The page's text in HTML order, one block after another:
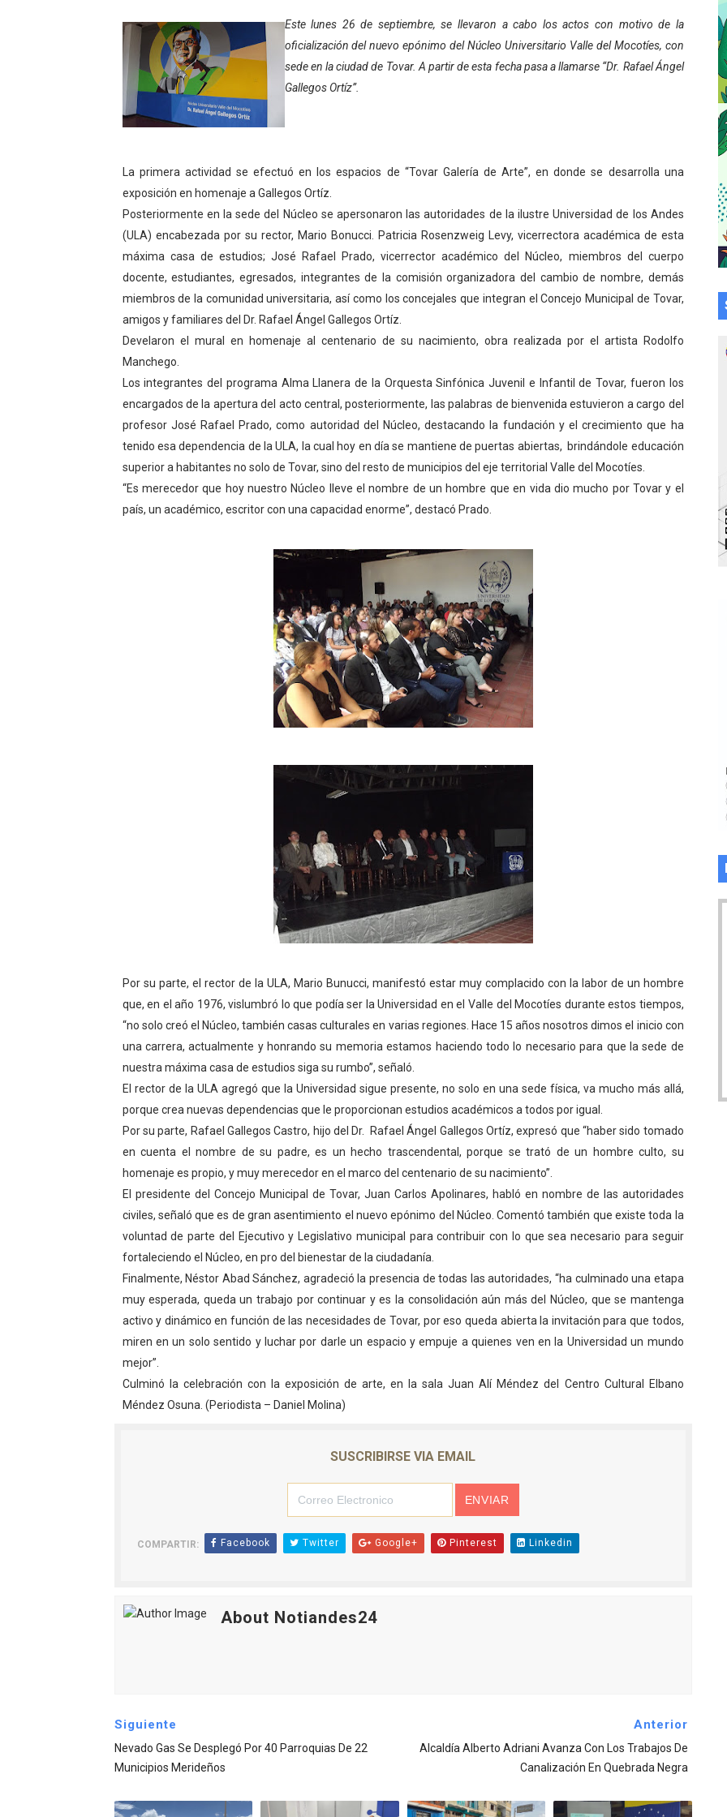
Gobierno bolivariano avanza en la transformación del hospital Sor Juana Inés
Niños merideños aprenden sobre gaita de tambora con Fundecem
Hospital universitario muestra sus avances en visita del Consejo Legislativo
Instituto Nacional de Nutrición celebra Semana Internacional de la Lactancia Materna
Gobernación de Mérida fortalece el desarrollo productivo en Rangel
Corposalud inició talleres para aspirantes al curso de Emergencia Prehospitalaria
Fortalecen formación académica de médicos en proceso de ruralidad
Fortaleciendo la economía comunal en El Vigía con microcréditos a emprendedores y
Campo Elías consolida plan de bacheo en el sector La Montañita
Fundecem inició con éxito el taller vacacional de origami
El Lactario del Iahula celebra la Semana Mundial de la Lactancia Materna
Plan Vacacional "Venezuela Ríe 2026" brinda recreación y cultura a niños del
Iniciación al yoga reúne a diversos clubes deportivos de Zea en una enriquecedora
Mincomunas impulsa el autogobierno en Mérida con plan de actualización y atención
Expertos inspeccionan espacios del OAN para la instalación del detector Cherenkov
Este lunes 26 de septiembre, se llevaron a cabo los actos con motivo de la
oficialización del nuevo epónimo del Núcleo Universitario Valle del Mocotíes, con
sede en la ciudad de Tovar. A partir de esta fecha pasa a llamarse “Dr. Rafael Ángel
Gallegos Ortíz”.
La primera actividad se efectuó en los espacios de “Tovar Galería de Arte”, en donde se desarrolla una
exposición en homenaje a Gallegos Ortíz.
Posteriormente en la sede del Núcleo se apersonaron las autoridades de la ilustre Universidad de los Andes
(ULA) encabezada por su rector, Mario Bonucci. Patricia Rosenzweig Levy, vicerrectora académica de esta
máxima casa de estudios; José Rafael Prado, vicerrector académico del Núcleo, miembros del cuerpo
docente, estudiantes, egresados, integrantes de la comisión organizadora del cambio de nombre, demás
miembros de la comunidad universitaria, así como los concejales que integran el Concejo Municipal de Tovar,
amigos y familiares del Dr. Rafael Ángel Gallegos Ortíz.
Develaron el mural en homenaje al centenario de su nacimiento, obra realizada por el artista Rodolfo
Manchego.
Los integrantes del programa Alma Llanera de la Orquesta Sinfónica Juvenil e Infantil de Tovar, fueron los
encargados de la apertura del acto central, posteriormente, las palabras de bienvenida estuvieron a cargo del
profesor José Rafael Prado, como autoridad del Núcleo, destacando la fundación y el crecimiento que ha
tenido esa dependencia de la ULA, la cual hoy en día se mantiene de puertas abiertas, brindándole educación
superior a habitantes no solo de Tovar, sino del resto de municipios del eje territorial Valle del Mocotíes.
“Es merecedor que hoy nuestro Núcleo lleve el nombre de un hombre que en vida dio mucho por Tovar y el
país, un académico, escritor con una capacidad enorme”, destacó Prado.
Por su parte, el rector de la ULA, Mario Bunucci, manifestó estar muy complacido con la labor de un hombre
que, en el año 1976, vislumbró lo que podía ser la Universidad en el Valle del Mocotíes durante estos tiempos,
“no solo creó el Núcleo, también casas culturales en varias regiones. Hace 15 años nosotros dimos el inicio con
una carrera, actualmente y honrando su memoria estamos haciendo todo lo necesario para que la sede de
nuestra máxima casa de estudios siga su rumbo”, señaló.
El rector de la ULA agregó que la Universidad sigue presente, no solo en una sede física, va mucho más allá,
porque crea nuevas dependencias que le proporcionan estudios académicos a todos por igual.
Por su parte, Rafael Gallegos Castro, hijo del Dr. Rafael Ángel Gallegos Ortíz, expresó que “haber sido tomado
en cuenta el nombre de su padre, es un hecho trascendental, porque se trató de un hombre culto, su
homenaje es propio, y muy merecedor en el marco del centenario de su nacimiento”.
El presidente del Concejo Municipal de Tovar, Juan Carlos Apolinares, habló en nombre de las autoridades
civiles, señaló que es de gran asentimiento el nuevo epónimo del Núcleo. Comentó también que existe toda la
voluntad de parte del Ejecutivo y Legislativo municipal para contribuir con lo que sea necesario para seguir
fortaleciendo el Núcleo, en pro del bienestar de la ciudadanía.
Finalmente, Néstor Abad Sánchez, agradeció la presencia de todas las autoridades, “ha culminado una etapa
muy esperada, queda un trabajo por continuar y es la consolidación aún más del Núcleo, que se mantenga
activo y dinámico en función de las necesidades de Tovar, por eso queda abierta la invitación para que todos,
miren en un solo sentido y luchar por darle un espacio y empuje a quienes ven en la Universidad un mundo
mejor”.
Culminó la celebración con la exposición de arte, en la sala Juan Alí Méndez del Centro Cultural Elbano
Méndez Osuna. (Periodista – Daniel Molina)
SUSCRIBIRSE VIA EMAIL
COMPARTIR: Facebook Twitter Google+ Pinterest Linkedin
About Notiandes24
Siguiente
Nevado Gas Se Desplegó Por 40 Parroquias De 22
Municipios Merideños
Anterior
Alcaldía Alberto Adriani Avanza Con Los Trabajos De
Canalización En Quebrada Negra